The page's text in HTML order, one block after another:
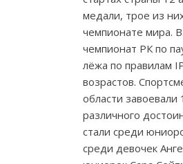
медали, трое из
чемпионате мира.
чемпионат РК по
лёжа по правилам
возрастов.
области
различного
стали среди
среди девочек